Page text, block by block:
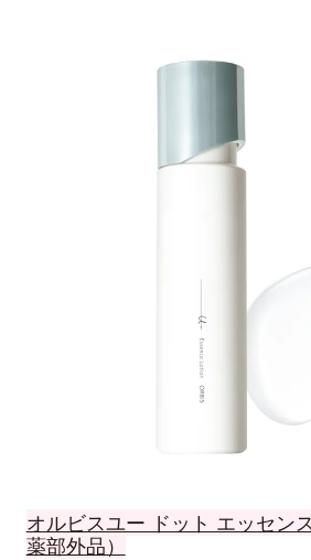
オルビスユー ドット エッセン
薬部外品）